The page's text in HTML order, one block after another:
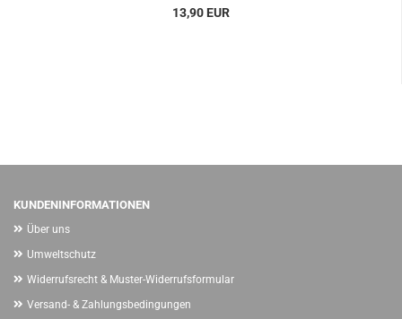
13,90 EUR
KUNDENINFORMATIONEN
Über uns
Umweltschutz
Widerrufsrecht & Muster-Widerrufsformular
Versand- & Zahlungsbedingungen